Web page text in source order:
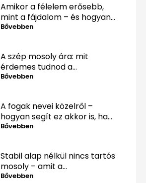
Amikor a félelem erősebb,
mint a fájdalom – és hogyan
lehet mégis túllépni rajta
Bővebben
A szép mosoly ára: mit
érdemes tudnod a
fogpótlásról, mielőtt döntesz?
Bővebben
A fogak nevei közelről –
hogyan segít ez akkor is, ha
csak „valami fáj hátul”?
Bővebben
Stabil alap nélkül nincs tartós
mosoly – amit a
csontpótlásról tényleg tudnod
Bővebben